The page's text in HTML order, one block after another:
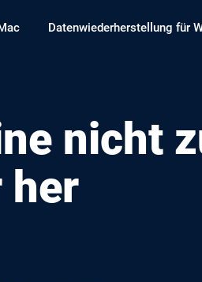
Datenwiederherstellung für
nicht
her